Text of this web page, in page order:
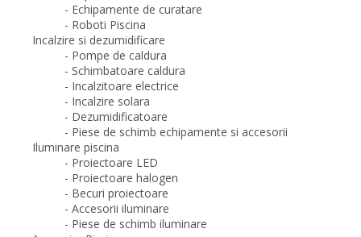
- Echipamente de curatare
- Roboti Piscina
Incalzire si dezumidificare
- Pompe de caldura
- Schimbatoare caldura
- Incalzitoare electrice
- Incalzire solara
- Dezumidificatoare
- Piese de schimb echipamente si accesorii
Iluminare piscina
- Proiectoare LED
- Proiectoare halogen
- Becuri proiectoare
- Accesorii iluminare
- Piese de schimb iluminare